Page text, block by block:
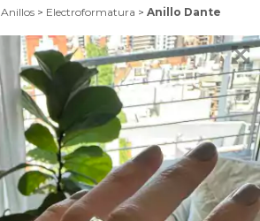
Anillos > Electroformatura > Anillo Dante